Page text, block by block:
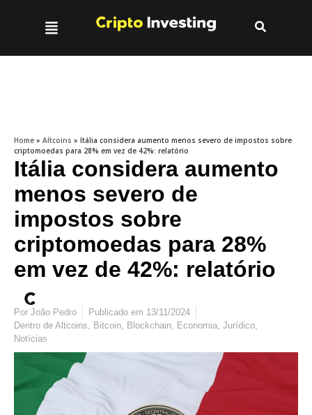
Home » Altcoins » Itália considera aumento menos severo de impostos sobre
criptomoedas para 28% em vez de 42%: relatório
Itália considera aumento
menos severo de
impostos sobre
criptomoedas para 28%
em vez de 42%: relatório
Por João Pedro Publicado em 13/11/2024
Dentro de Altcoins, Bitcoin, Blockchain, Economia, Jurídico,
Notícias